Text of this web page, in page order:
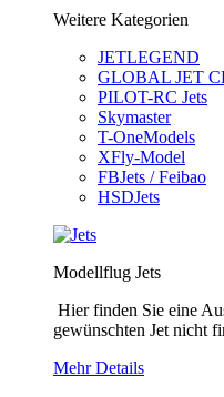
Weitere Kategorien
JETLEGEND
GLOBAL JET
PILOT-RC Jets
Skymaster
T-OneModels
XFly-Model
FBJets / Feibao
HSDJets
Modellflug Jets
Hier finden Sie eine
gewünschten Jet nicht
Mehr Details